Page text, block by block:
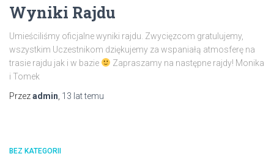
Wyniki Rajdu
Umieściliśmy oficjalne wyniki rajdu. Zwycięzcom gratulujemy,
wszystkim Uczestnikom dziękujemy za wspaniałą atmosferę na
trasie rajdu jak i w bazie
Zapraszamy na następne rajdy! Monika
i Tomek
Przezadmin 13 lattemu
BEZ KATEGORII